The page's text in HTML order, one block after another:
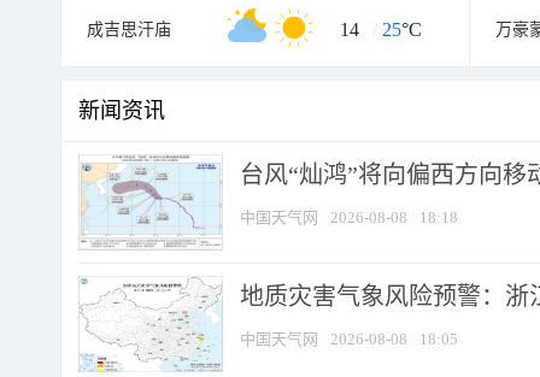
成吉思汗庙 14 / 25°C 万豪
新闻资讯
台风“灿鸿”将向偏西方向移
中国天气网 2026-08-08 18:18
地质灾害气象风险预警：
中国天气网 2026-08-08 18:05